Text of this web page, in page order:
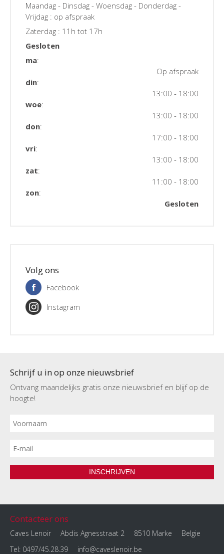
Maandag - Dinsdag - Woensdag - Donderdag -
Vrijdag : op afspraak
Zaterdag : 11h tot 17h
Gesloten
ma:
Op afspraak
din:
13:00 - 18:00
woe:
13:00 - 18:00
don:
17:00 - 18:00
vri:
13:00 - 18:00
zat:
11:00 - 18:00
zon:
Gesloten
Volg ons
Facebook
Instagram
Schrijf u in op onze nieuwsbrief
Ontvang maandelijks gratis onze nieuwsbrief en blijf op de
hoogte!
INSCHRIJVEN
Contacteer ons
Caves Lenoir Abdis Agnesstraat 2 8510 Marke
Belgie
Tel: 0497/45.28.39
info@caveslenoir.be